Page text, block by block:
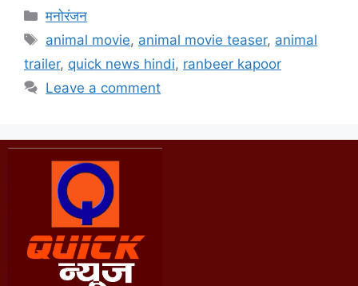
मनोरंजन
animal movie, animal movie teaser, animal
trailer, quick news hindi, ranbeer kapoor
Leave a comment